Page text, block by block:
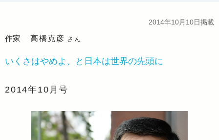
2014年10月10日掲載
作家 高橋克彦 さん
いくさはやめよ、と日本は世界の先頭に
2014年10月号